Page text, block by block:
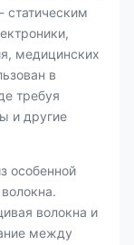
статическим
медицинских
в
требуя
и другие
особенной
волокна и
между